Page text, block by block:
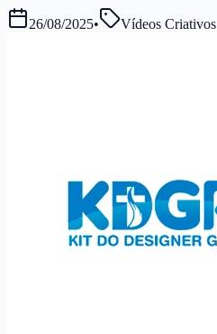
26/08/2025• Vídeos Criativos